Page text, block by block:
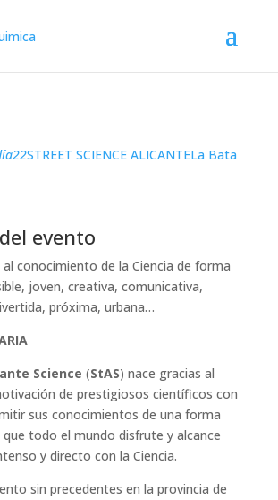
22STREET SCIENCE ALICANTELa Bata
evento
conocimiento de la Ciencia de forma
joven, creativa, comunicativa,
próxima, urbana…
Science (StAS) nace gracias al
de prestigiosos científicos con
sus conocimientos de una forma
todo el mundo disfrute y alcance
y directo con la Ciencia.
sin precedentes en la provincia de